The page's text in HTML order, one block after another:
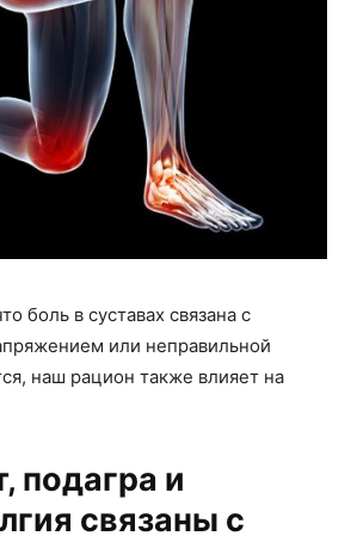
боль в суставах связана с
или неправильной
наш рацион также влияет на
подагра и
связаны с